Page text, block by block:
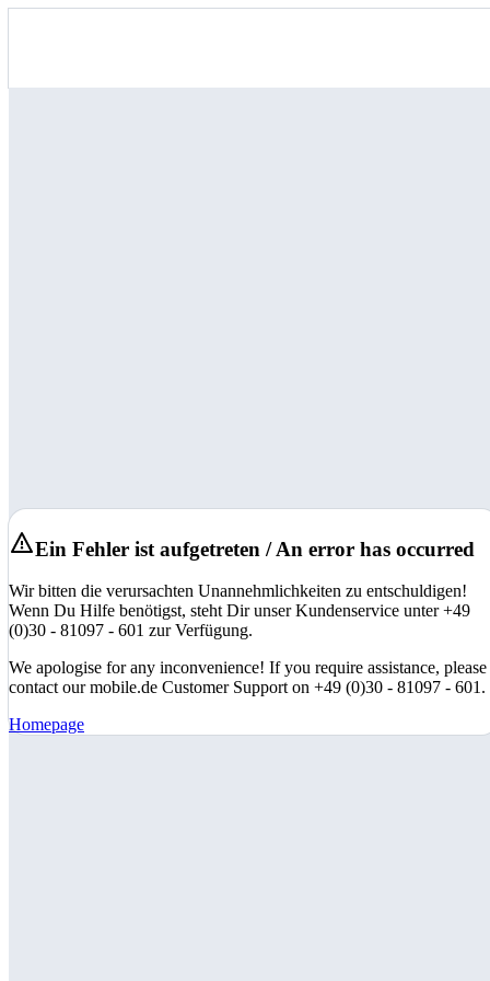
Ein Fehler ist aufgetreten / An error has occurred
Wir bitten die verursachten Unannehmlichkeiten zu entschuldigen!
Wenn Du Hilfe benötigst, steht Dir unser Kundenservice unter +49
(0)30 - 81097 - 601 zur Verfügung.
We apologise for any inconvenience! If you require assistance, please
contact our mobile.de Customer Support on +49 (0)30 - 81097 - 601.
Homepage